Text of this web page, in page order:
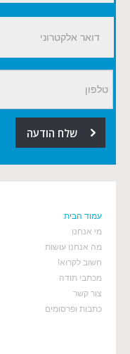
עמוד הבית
מי אנחנו
מה אנחנו עושות
חשוב לקרוא!
מכתבי תודה
צור קשר
כתבות ופרסומים